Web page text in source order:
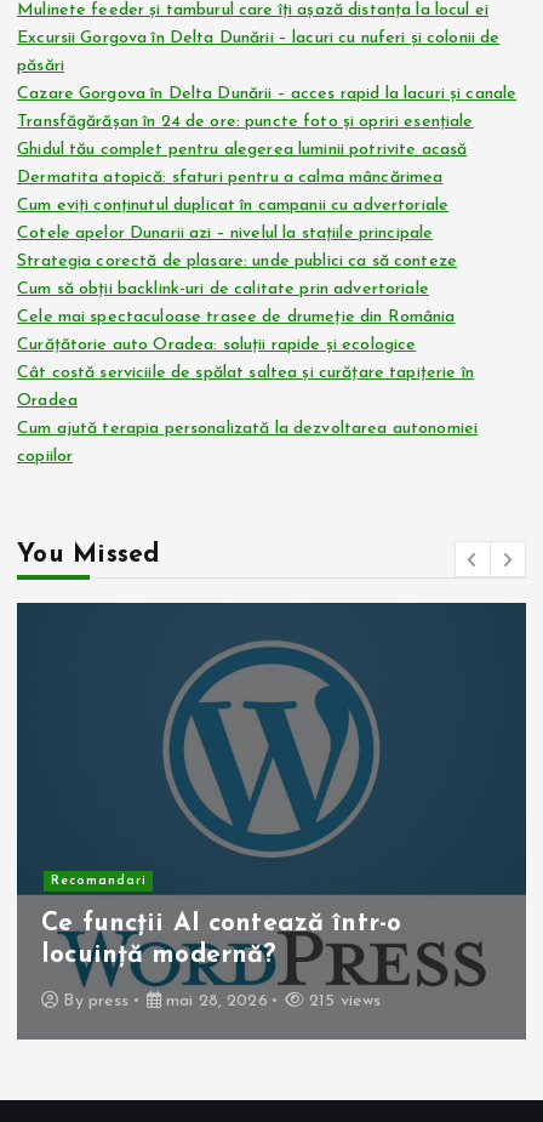
Mulinete feeder și tamburul care îți așază distanța la locul ei
Excursii Gorgova în Delta Dunării – lacuri cu nuferi și colonii de
păsări
Cazare Gorgova în Delta Dunării – acces rapid la lacuri și canale
Transfăgărășan în 24 de ore: puncte foto și opriri esențiale
Ghidul tău complet pentru alegerea luminii potrivite acasă
Dermatita atopică: sfaturi pentru a calma mâncărimea
Cum eviți conținutul duplicat în campanii cu advertoriale
Cotele apelor Dunarii azi – nivelul la stațiile principale
Strategia corectă de plasare: unde publici ca să conteze
Cum să obții backlink-uri de calitate prin advertoriale
Cele mai spectaculoase trasee de drumeție din România
Curățătorie auto Oradea: soluții rapide și ecologice
Cât costă serviciile de spălat saltea și curățare tapițerie în
Oradea
Cum ajută terapia personalizată la dezvoltarea autonomiei
copiilor
You Missed
Recomandari
Ce funcții AI contează într-o
locuință modernă?
By press mai 28, 2026 215 views